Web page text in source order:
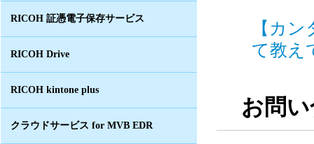
RICOH 証憑電子保存サービス
RICOH Drive
RICOH kintone plus
クラウドサービス for MVB EDR
【カ
て教え
お問